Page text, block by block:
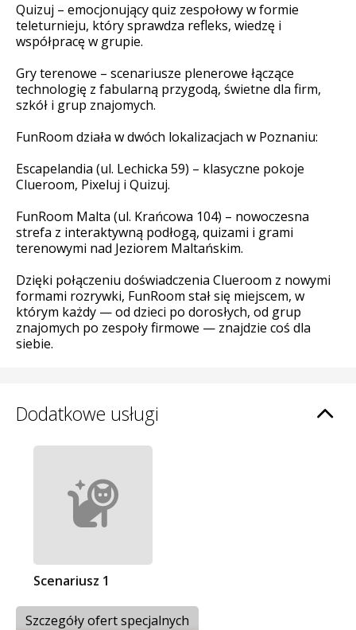
Quizuj – emocjonujący quiz zespołowy w formie
teleturnieju, który sprawdza refleks, wiedzę i
współpracę w grupie.
Gry terenowe – scenariusze plenerowe łączące
technologię z fabularną przygodą, świetne dla firm,
szkół i grup znajomych.
FunRoom działa w dwóch lokalizacjach w Poznaniu:
Escapelandia (ul. Lechicka 59) – klasyczne pokoje
Clueroom, Pixeluj i Quizuj.
FunRoom Malta (ul. Krańcowa 104) – nowoczesna
strefa z interaktywną podłogą, quizami i grami
terenowymi nad Jeziorem Maltańskim.
Dzięki połączeniu doświadczenia Clueroom z nowymi
formami rozrywki, FunRoom stał się miejscem, w
którym każdy — od dzieci po dorosłych, od grup
znajomych po zespoły firmowe — znajdzie coś dla
siebie.
Dodatkowe usługi
Scenariusz 1
Szczegóły ofert specjalnych